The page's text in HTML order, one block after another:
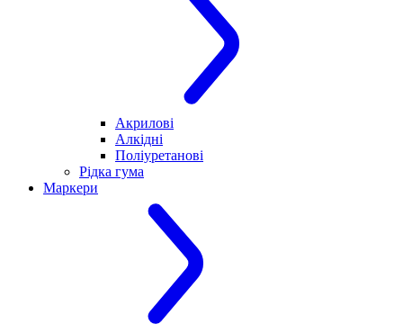
Акрилові
Алкідні
Поліуретанові
Рідка гума
Маркери